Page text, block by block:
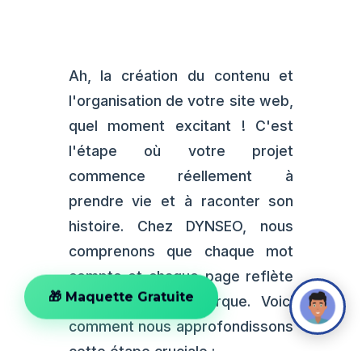
Ah, la création du contenu et
l'organisation de votre site web,
quel moment excitant ! C'est
l'étape où votre projet
commence réellement à
prendre vie et à raconter son
histoire. Chez DYNSEO, nous
comprenons que chaque mot
compte et chaque page reflète
l'âme de votre marque. Voici
comment nous approfondissons
🎁 Maquette Gratuite